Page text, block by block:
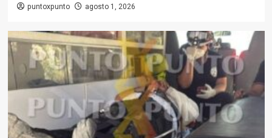
puntoxpunto agosto 1, 2026